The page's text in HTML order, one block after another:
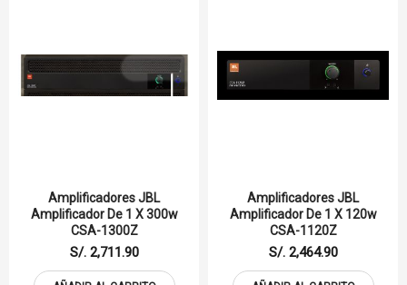
Amplificadores JBL
Amplificador De 1 X 300w
CSA-1300Z
S/. 2,711.90
Amplificadores JBL
Amplificador De 1 X 120w
CSA-1120Z
S/. 2,464.90